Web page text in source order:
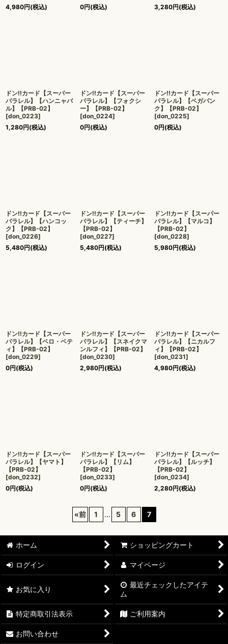
4,980円(税込)
0円(税込)
3,280円(税込)
ドン!!カード【スーパー
パラレル】【ハンニャバ
ル】【PRB-02】
[don_0223]
1,280円(税込)
ドン!!カード【スーパー
パラレル】【フォクシ
ー】【PRB-02】
[don_0224]
0円(税込)
ドン!!カード【スーパー
パラレル】【ベガパン
ク】【PRB-02】
[don_0225]
0円(税込)
ドン!!カード【スーパー
パラレル】【ハンコッ
ク】【PRB-02】
[don_0226]
5,480円(税込)
ドン!!カード【スーパー
パラレル】【ティーチ】
【PRB-02】
[don_0227]
5,480円(税込)
ドン!!カード【スーパー
パラレル】【マルコ】
【PRB-02】
[don_0228]
5,980円(税込)
ドン!!カード【スーパー
パラレル】【ベロ・ベテ
ィ】【PRB-02】
[don_0229]
0円(税込)
ドン!!カード【スーパー
パラレル】【スネイクマ
ンルフィ】【PRB-02】
[don_0230]
2,980円(税込)
ドン!!カード【スーパー
パラレル】【ニカルフ
ィ】【PRB-02】
[don_0231]
4,980円(税込)
ドン!!カード【スーパー
パラレル】【ヤマト】
【PRB-02】
[don_0232]
0円(税込)
ドン!!カード【スーパー
パラレル】【リム】
【PRB-02】
[don_0233]
0円(税込)
ドン!!カード【スーパー
パラレル】【ルッチ】
【PRB-02】
[don_0234]
2,280円(税込)
«前 1 ... 5 6 7
ホーム ショッピングカート
ログイン マイページ
お気に入り
最近チェックしたアイテ
ム
特定商取引法表示 ご利用案内
お問い合わせ